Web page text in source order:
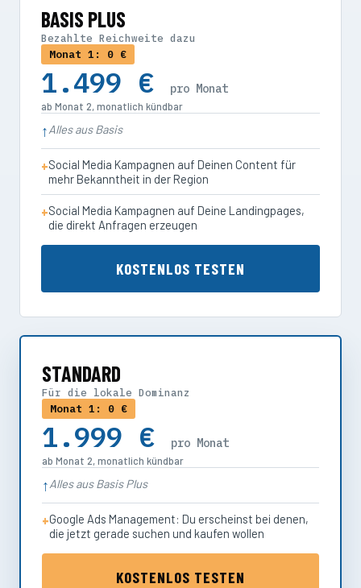
BASIS PLUS
Bezahlte Reichweite dazu
Monat 1: 0 €
1.499 € pro Monat
ab Monat 2, monatlich kündbar
Alles aus Basis
Social Media Kampagnen auf Deinen Content für
mehr Bekanntheit in der Region
Social Media Kampagnen auf Deine Landingpages,
die direkt Anfragen erzeugen
KOSTENLOS TESTEN
STANDARD
Für die lokale Dominanz
Monat 1: 0 €
1.999 € pro Monat
ab Monat 2, monatlich kündbar
Alles aus Basis Plus
Google Ads Management: Du erscheinst bei denen,
die jetzt gerade suchen und kaufen wollen
KOSTENLOS TESTEN